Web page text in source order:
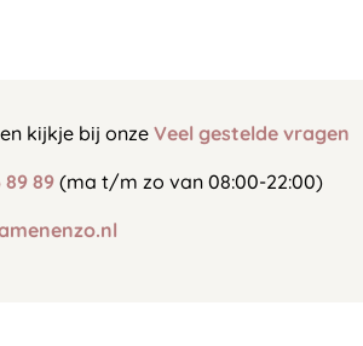
kijkje bij onze Veel gestelde vragen
89 89(ma t/m zo van 08:00-22:00)